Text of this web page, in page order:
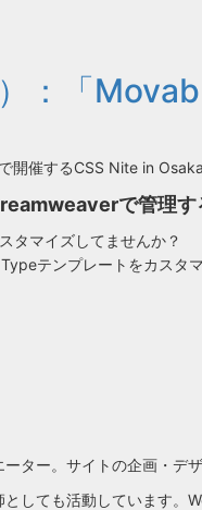
：「
開催するCSS Nite in
で管理す
タマイズしてませんか？
テンプレートをカスタ
ター。サイトの企画・デ
しても活動しています